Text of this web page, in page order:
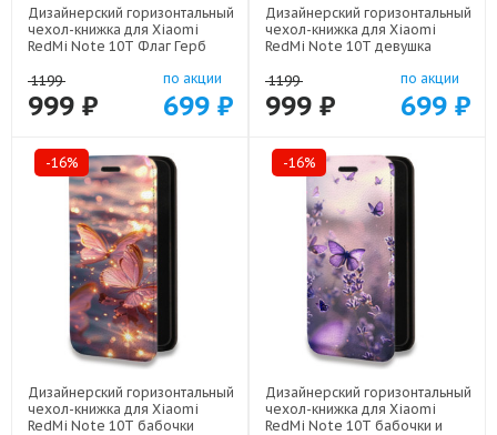
Дизайнерский горизонтальный
чехол-книжка для Xiaomi
RedMi Note 10T Флаг Герб
1199
999 ₽
по акции
699 ₽
Дизайнерский горизонтальный
чехол-книжка для Xiaomi
RedMi Note 10T девушка
1199
999 ₽
по акции
699 ₽
-16%
Дизайнерский горизонтальный
чехол-книжка для Xiaomi
RedMi Note 10T бабочки
-16%
Дизайнерский горизонтальный
чехол-книжка для Xiaomi
RedMi Note 10T бабочки и